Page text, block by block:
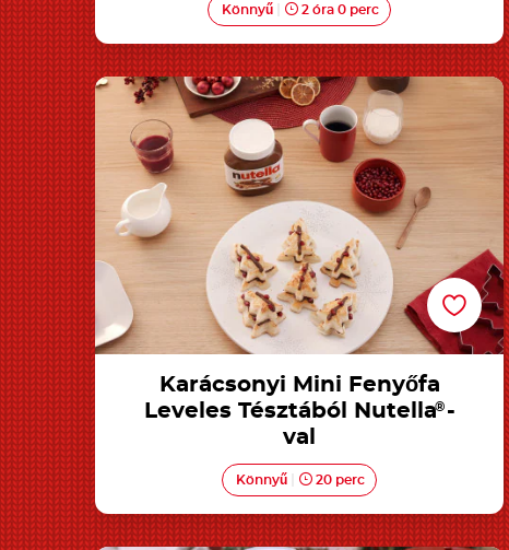
Könnyű 2 óra 0 perc
Karácsonyi Mini Fenyőfa Leveles Tésztából
Nutella®-val
Karácsonyi Mini Fenyőfa
Leveles Tésztából Nutella® -
val
Könnyű 20 perc